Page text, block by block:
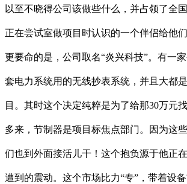
以至不晓得公司该做些什么，并占领了全国
正在尝试室做项目时认识的一个伴侣给他
更要命的是，公司取名“炎兴科技”。有一
套电力系统用的无线抄表系统，并且大都
目。其时这个决定纯粹是为了给那30万元
多来，节制器是项目标焦点部门。因为这
们也到外面接活儿干！这个抱负源于他正
遭到的震动。这个市场比力“专”，带着设